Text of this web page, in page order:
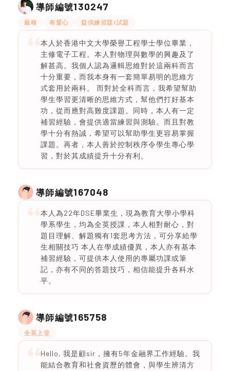
導師編號130247
嚴格 有愛心 提供練習題/試題
本人於香港中文大學榮譽工程學士學位畢業，
主修電子工程。本人對物理與數學的興趣及了
解甚高。我個人認為邏輯思維對於這兩科而言
十分重要，而我本身有一套簡單易明的思維方
式套用於兩科。 而對於全科而言，我希望幫助
學生學習更清晰的思維方式，幫他們打好基本
功，從而應對高難度課題。同時，本人有一定
補習經驗，會提供適當練習與測驗。而且對教
學十分有熱誠，希望可以幫助學生更容易掌握
課題。再者，本人善於控制秩序令學生專心學
習，對於其成績提升十分有利。
導師編號167048
本人為22年DSE畢業生，現為教育大學小學科
學系學生，均為全英授課，本人相對耐心，對
題目理解、解題獨有1套思考方法，可分享給學
生相關技巧 本人在學成績優異，本人亦有基本
補習經驗，可提供本人使用的專屬功課或筆
記，亦有不同的答題技巧，相信能提升各科水
平。
導師編號165758
全英上堂
Hello, 我是顧sir，擁有5年金融界工作經驗。我
能結合教育和社會資歷的體會，與學生辨清方